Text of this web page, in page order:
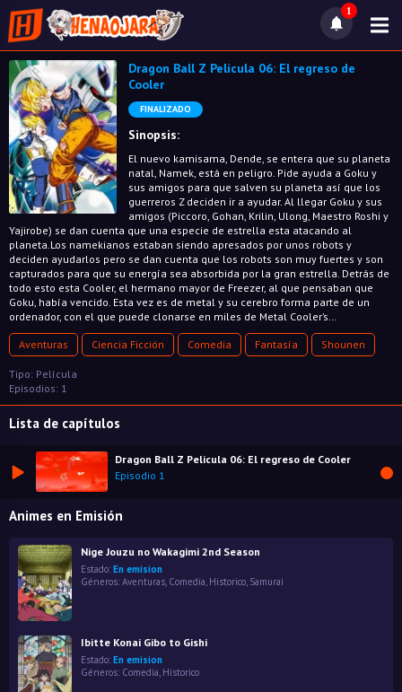
1
Dragon Ball Z Pelicula 06: El regreso de
Cooler
FINALIZADO
Sinopsis:
El nuevo kamisama, Dende, se entera que su planeta
natal, Namek, está en peligro. Pide ayuda a Goku y
sus amigos para que salven su planeta así que los
guerreros Z deciden ir a ayudar. Al llegar Goku y sus
amigos (Piccoro, Gohan, Krilin, Ulong, Maestro Roshi y
Yajirobe) se dan cuenta que una especie de estrella esta atacando al
planeta.Los namekianos estaban siendo apresados por unos robots y
deciden ayudarlos pero se dan cuenta que los robots son muy fuertes y son
capturados para que su energía sea absorbida por la gran estrella. Detrás de
todo esto esta Cooler, el hermano mayor de Freezer, al que pensaban que
Goku, había vencido. Esta vez es de metal y su cerebro forma parte de un
ordenador, con el que puede clonarse en miles de Metal Cooler’s…
Aventuras Ciencia Ficción Comedia Fantasía Shounen
Tipo: Película
Episodios: 1
Lista de capítulos
Dragon Ball Z Pelicula 06: El regreso de Cooler
Episodio 1
Animes en Emisión
Nige Jouzu no Wakagimi 2nd Season
Estado: En emision
Géneros: Aventuras Comedia Historico Samurai
Ibitte Konai Gibo to Gishi
Estado: En emision
Géneros: Comedia, Historico